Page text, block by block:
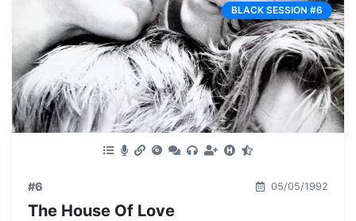
BLACK SESSION #6
#6 05/05/1992
The House Of Love